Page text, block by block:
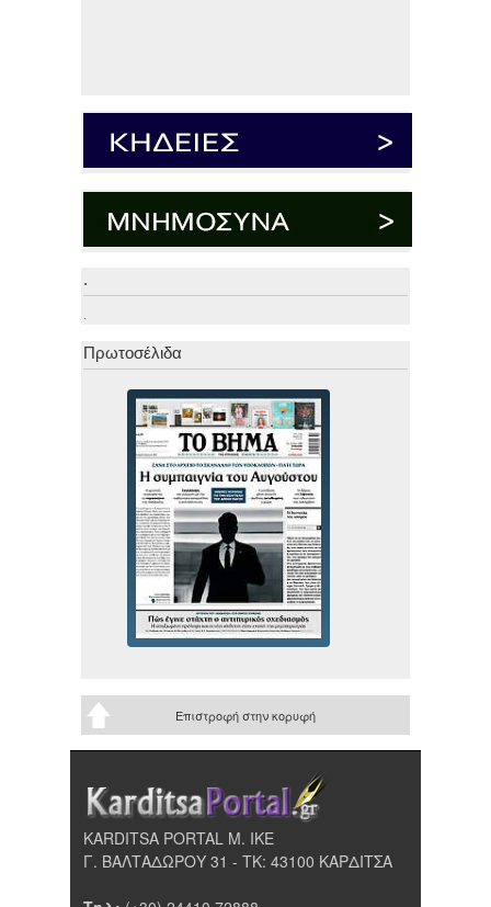
.
.
Πρωτοσέλιδα
Επιστροφή στην κορυφή
KARDITSA PORTAL Μ. ΙΚΕ
Γ. ΒΑΛΤΑΔΩΡΟΥ 31 - ΤΚ: 43100 ΚΑΡΔΙΤΣΑ